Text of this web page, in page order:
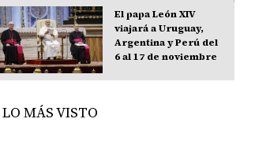
El papa León XIV
viajará a Uruguay,
Argentina y Perú del
6 al 17 de noviembre
LO MÁS VISTO